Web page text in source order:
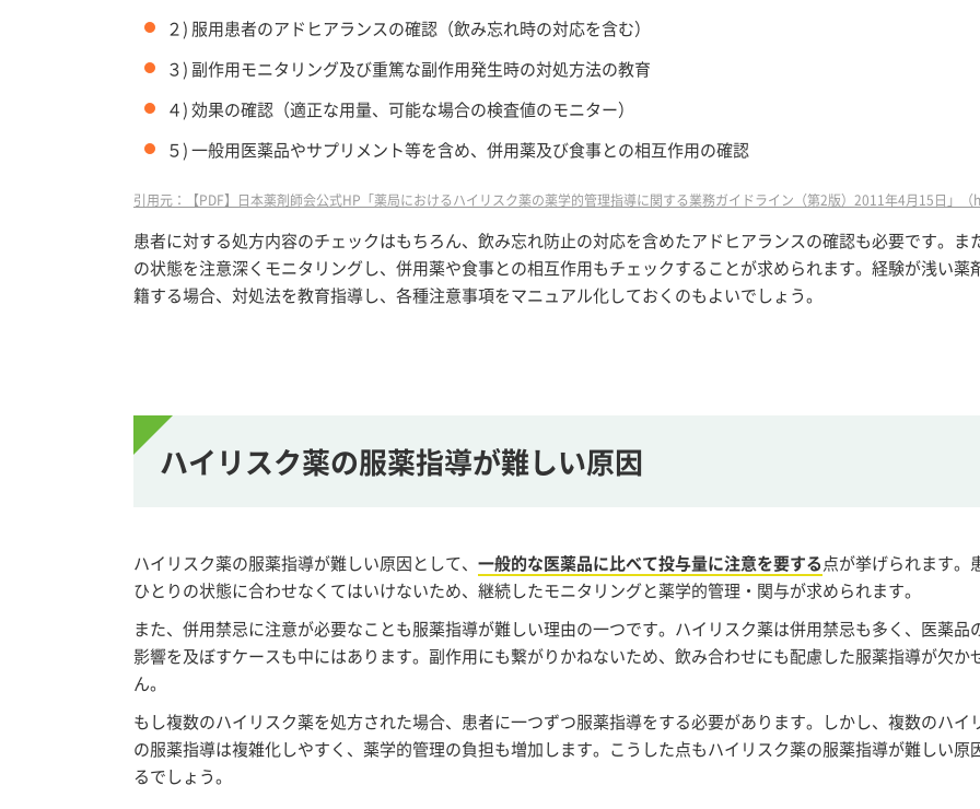
２) 服用患者のアドヒアランスの確認（飲み忘れ時の対応を含む）
３) 副作用モニタリング及び重篤な副作用発生時の対処方法の教育
４) 効果の確認（適正な用量、可能な場合の検査値のモニター）
５) 一般用医薬品やサプリメント等を含め、併用薬及び食事との相互作用の確認
引用元：【PDF】日本薬剤師会公式HP「薬局におけるハイリスク薬の薬学的管理指導に関する業務ガイドライン（第2版）2011年4月15
患者に対する処方内容のチェックはもちろん、飲み忘れ防止の対応を含めたアドヒアランスの確認も必要です。ま
の状態を注意深くモニタリングし、併用薬や食事との相互作用もチェックすることが求められます。経験が浅い薬
籍する場合、対処法を教育指導し、各種注意事項をマニュアル化しておくのもよいでしょう。
ハイリスク薬の服薬指導が難しい原因
ハイリスク薬の服薬指導が難しい原因として、 一般的な医薬品に比べて投与量に注意を要する点が挙げられます。
ひとりの状態に合わせなくてはいけないため、継続したモニタリングと薬学的管理・関与が求められます。
また、併用禁忌に注意が必要なことも服薬指導が難しい理由の一つです。ハイリスク薬は併用禁忌も多く、医薬品
影響を及ぼすケースも中にはあります。副作用にも繋がりかねないため、飲み合わせにも配慮した服薬指導が欠か
ん。
もし複数のハイリスク薬を処方された場合、患者に一つずつ服薬指導をする必要があります。しかし、複数のハイ
の服薬指導は複雑化しやすく、薬学的管理の負担も増加します。こうした点もハイリスク薬の服薬指導が難しい原
るでしょう。